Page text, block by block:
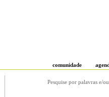
comunidade
Pesquise por palavras e/